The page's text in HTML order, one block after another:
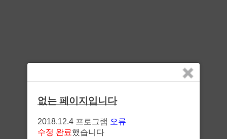
없는 페이지입니다
2018.12.4 프로그램 오류
수정 완료했습니다